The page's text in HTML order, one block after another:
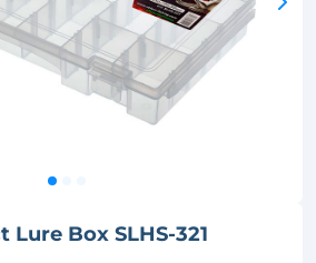
Lure Box SLHS-321